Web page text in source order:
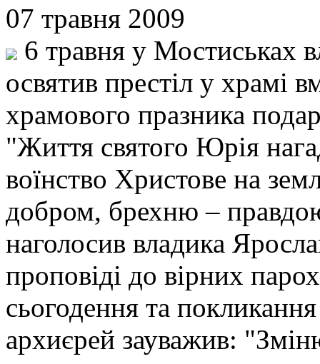
07 травня 2009
6 травня у Мостиськах
освятив престіл у храмі
храмового празника
"Життя святого Юрія
воїнство Христове на
добром, брехню –
наголосив владика
проповіді до вірних
сьогодення та
архиєрей зауважив: